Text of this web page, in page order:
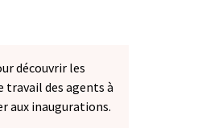
découvrir les
travail des agents à
aux inaugurations.